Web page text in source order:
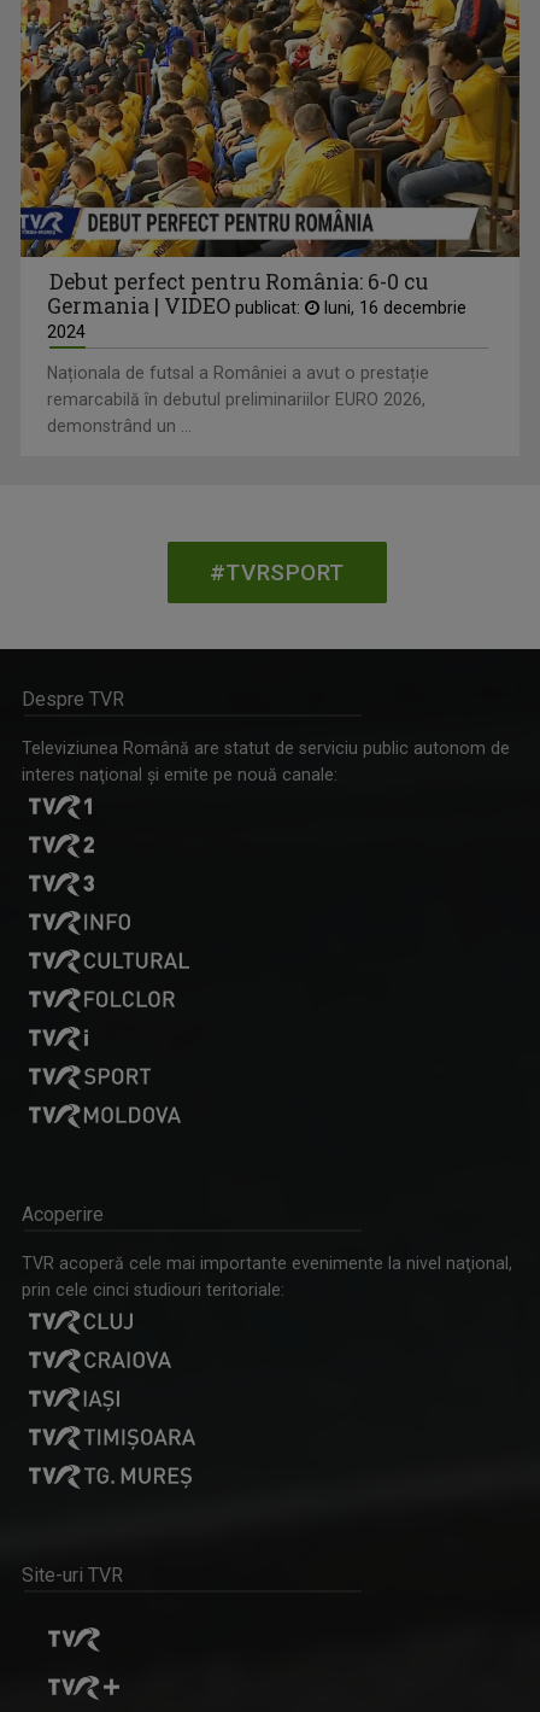
Debut perfect pentru România: 6-0 cu
Germania | VIDEO publicat:
luni, 16 decembrie
2024
Naționala de futsal a României a avut o prestație
remarcabilă în debutul preliminariilor EURO 2026,
demonstrând un ...
#TVRSPORT
Despre TVR
Televiziunea Română are statut de serviciu public autonom de
interes naţional şi emite pe nouă canale:
Acoperire
TVR acoperă cele mai importante evenimente la nivel naţional,
prin cele cinci studiouri teritoriale:
Site-uri TVR